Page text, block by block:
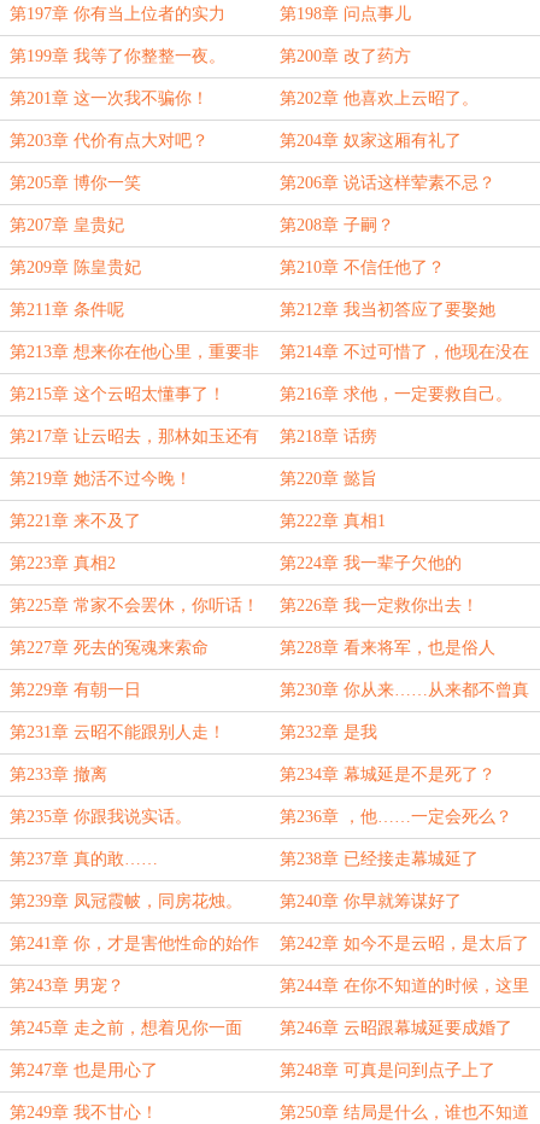
第197章 你有当上位者的实力 第198章 问点事儿
第199章 我等了你整整一夜。 第200章 改了药方
第201章 这一次我不骗你！ 第202章 他喜欢上云昭了。
第203章 代价有点大对吧？ 第204章 奴家这厢有礼了
第205章 博你一笑 第206章 说话这样荤素不忌？
第207章 皇贵妃 第208章 子嗣？
第209章 陈皇贵妃 第210章 不信任他了？
第211章 条件呢 第212章 我当初答应了要娶她
第213章 想来你在他心里，重要非
常
第214章 不过可惜了，他现在没在
这里
第215章 这个云昭太懂事了！ 第216章 求他，一定要救自己。
第217章 让云昭去，那林如玉还有
活路？
第218章 话痨
第219章 她活不过今晚！ 第220章 懿旨
第221章 来不及了 第222章 真相1
第223章 真相2 第224章 我一辈子欠他的
第225章 常家不会罢休，你听话！ 第226章 我一定救你出去！
第227章 死去的冤魂来索命 第228章 看来将军，也是俗人
第229章 有朝一日 第230章 你从来……从来都不曾真
正了解过我
第231章 云昭不能跟别人走！ 第232章 是我
第233章 撤离 第234章 幕城延是不是死了？
第235章 你跟我说实话。 第236章 ，他……一定会死么？
第237章 真的敢…… 第238章 已经接走幕城延了
第239章 凤冠霞帔，同房花烛。 第240章 你早就筹谋好了
第241章 你，才是害他性命的始作
俑者。
第242章 如今不是云昭，是太后了
第243章 男宠？ 第244章 在你不知道的时候，这里
就已经都是你了
第245章 走之前，想着见你一面 第246章 云昭跟幕城延要成婚了
第247章 也是用心了 第248章 可真是问到点子上了
第249章 我不甘心！ 第250章 结局是什么，谁也不知道